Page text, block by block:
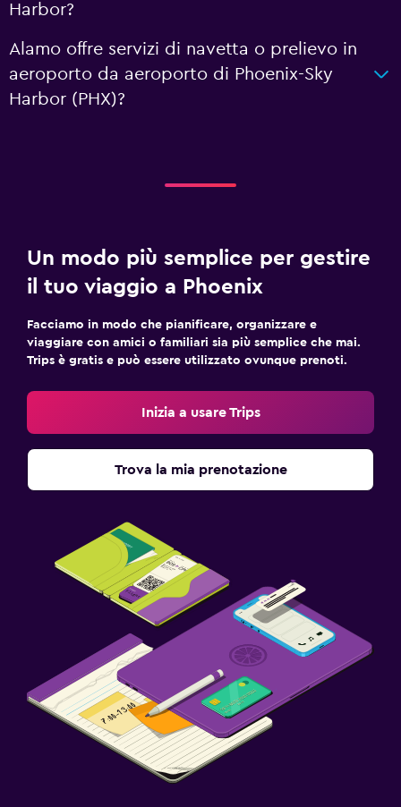
Harbor?
Alamo offre servizi di navetta o prelievo in
aeroporto da aeroporto di Phoenix-Sky
Harbor (PHX)?
Un modo più semplice per gestire
il tuo viaggio a Phoenix
Facciamo in modo che pianificare, organizzare e
viaggiare con amici o familiari sia più semplice che mai.
Trips è gratis e può essere utilizzato ovunque prenoti.
Inizia a usare Trips
Trova la mia prenotazione